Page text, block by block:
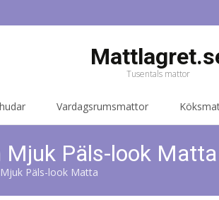
Tusentals mattor
Vardagsrumsmattor
Mjuk Päls-look Matta
Päls-look Matta